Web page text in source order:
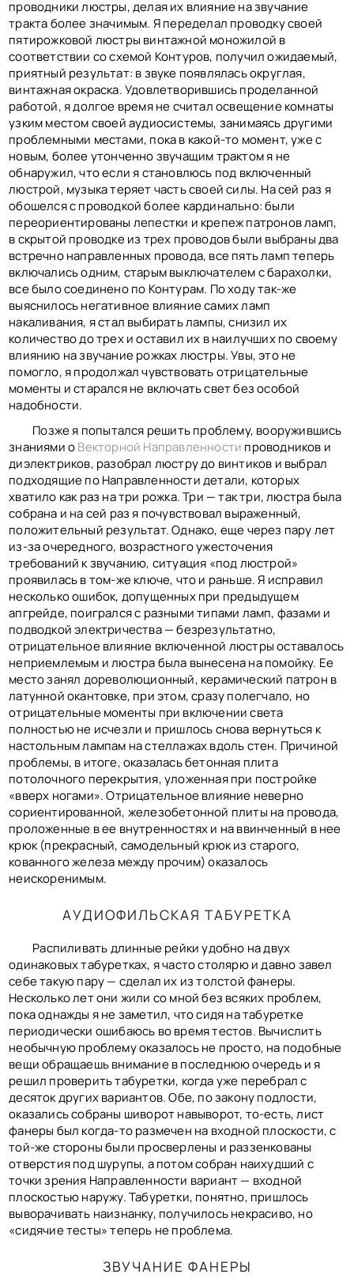
проводники люстры, делая их влияние на звучание
тракта более значимым. Я переделал проводку своей
пятирожковой люстры винтажной моножилой в
соответствии со схемой Контуров, получил ожидаемый,
приятный результат: в звуке появлялась округлая,
винтажная окраска. Удовлетворившись проделанной
работой, я долгое время не считал освещение комнаты
узким местом своей аудиосистемы, занимаясь другими
проблемными местами, пока в какой-то момент, уже с
новым, более утонченно звучащим трактом я не
обнаружил, что если я становлюсь под включенный
люстрой, музыка теряет часть своей силы. На сей раз я
обошелся с проводкой более кардинально: были
переориентированы лепестки и крепеж патронов ламп,
в скрытой проводке из трех проводов были выбраны два
встречно направленных провода, все пять ламп теперь
включались одним, старым выключателем с барахолки,
все было соединено по Контурам. По ходу так-же
выяснилось негативное влияние самих ламп
накаливания, я стал выбирать лампы, снизил их
количество до трех и оставил их в наилучших по своему
влиянию на звучание рожках люстры. Увы, это не
помогло, я продолжал чувствовать отрицательные
моменты и старался не включать свет без особой
надобности.
Позже я попытался решить проблему, вооружившись
знаниями оВекторной Направленности проводников и
диэлектриков, разобрал люстру до винтиков и выбрал
подходящие по Направленности детали, которых
хватило как раз на три рожка. Три — так три, люстра была
собрана и на сей раз я почувствовал выраженный,
положительный результат. Однако, еще через пару лет
из-за очередного, возрастного ужесточения
требований к звучанию, ситуация «под люстрой»
проявилась в том-же ключе, что и раньше. Я исправил
несколько ошибок, допущенных при предыдущем
апгрейде, поигрался с разными типами ламп, фазами и
подводкой электричества — безрезультатно,
отрицательное влияние включенной люстры оставалось
неприемлемым и люстра была вынесена на помойку. Ее
место занял дореволюционный, керамический патрон в
латунной окантовке, при этом, сразу полегчало, но
отрицательные моменты при включении света
полностью не исчезли и пришлось снова вернуться к
настольным лампам на стеллажах вдоль стен. Причиной
проблемы, в итоге, оказалась бетонная плита
потолочного перекрытия, уложенная при постройке
«вверх ногами». Отрицательное влияние неверно
сориентированной, железобетонной плиты на провода,
проложенные в ее внутренностях и на ввинченный в нее
крюк (прекрасный, самодельный крюк из старого,
кованного железа между прочим) оказалось
неискоренимым.
АУДИОФИЛЬСКАЯ ТАБУРЕТКА
Распиливать длинные рейки удобно на двух
одинаковых табуретках, я часто столярю и давно завел
себе такую пару — сделал их из толстой фанеры.
Несколько лет они жили со мной без всяких проблем,
пока однажды я не заметил, что сидя на табуретке
периодически ошибаюсь во время тестов. Вычислить
необычную проблему оказалось не просто, на подобные
вещи обращаешь внимание в последнюю очередь и я
решил проверить табуретки, когда уже перебрал с
десяток других вариантов. Обе, по закону подлости,
оказались собраны шиворот навыворот, то-есть, лист
фанеры был когда-то размечен на входной плоскости, с
той-же стороны были просверлены и раззенкованы
отверстия под шурупы, а потом собран наихудший с
точки зрения Направленности вариант — входной
плоскостью наружу. Табуретки, понятно, пришлось
выворачивать наизнанку, получилось некрасиво, но
«сидячие тесты» теперь не проблема.
ЗВУЧАНИЕ ФАНЕРЫ